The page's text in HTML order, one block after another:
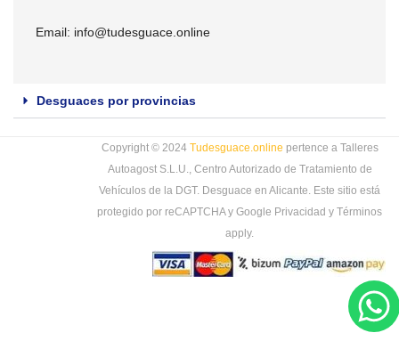
Email: info@tudesguace.online
Desguaces por provincias
Copyright © 2024 Tudesguace.online pertence a Talleres
Autoagost S.L.U., Centro Autorizado de Tratamiento de
Vehículos de la DGT. Desguace en Alicante. Este sitio está
protegido por reCAPTCHA y Google Privacidad y Términos
apply.